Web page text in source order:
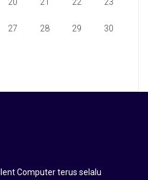
27 28 29 30
Computer terus selalu